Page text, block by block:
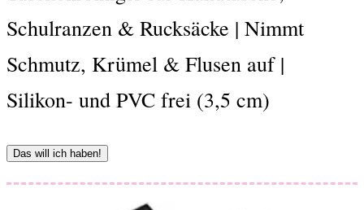
Schulranzen & Rucksäcke | Nimmt
Schmutz, Krümel & Flusen auf |
Silikon- und PVC frei (3,5 cm)
Das will ich haben!